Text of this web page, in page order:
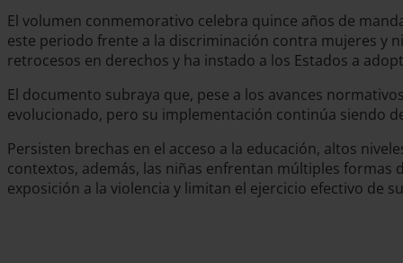
El volumen conmemorativo celebra quince años de
este periodo frente a la discriminación contra mujeres y
retrocesos en derechos y ha instado a los Estados a
El documento subraya que, pese a los avances
evolucionado, pero su implementación continúa siendo
Persisten brechas en el acceso a la educación, altos
contextos, además, las niñas enfrentan múltiples
exposición a la violencia y limitan el ejercicio efectivo de